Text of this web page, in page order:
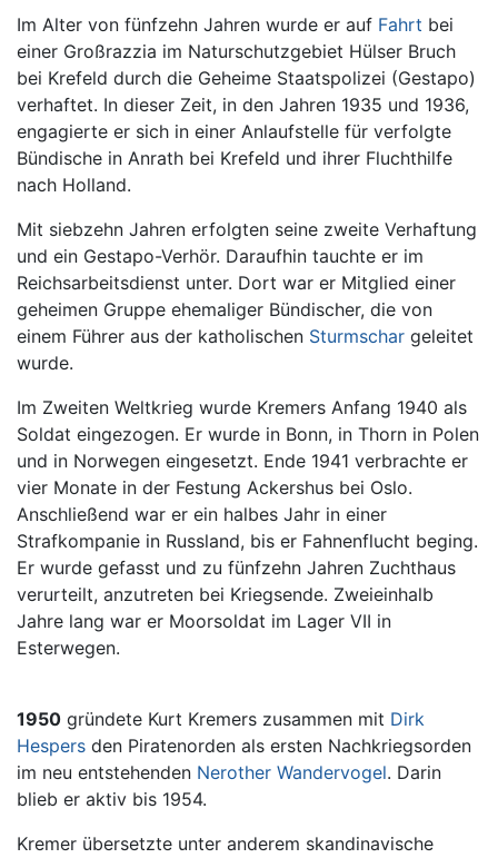
Im Alter von fünfzehn Jahren wurde er auf Fahrt bei
einer Großrazzia im Naturschutzgebiet Hülser Bruch
bei Krefeld durch die Geheime Staatspolizei (Gestapo)
verhaftet. In dieser Zeit, in den Jahren 1935 und 1936,
engagierte er sich in einer Anlaufstelle für verfolgte
Bündische in Anrath bei Krefeld und ihrer Fluchthilfe
nach Holland.
Mit siebzehn Jahren erfolgten seine zweite Verhaftung
und ein Gestapo-Verhör. Daraufhin tauchte er im
Reichsarbeitsdienst unter. Dort war er Mitglied einer
geheimen Gruppe ehemaliger Bündischer, die von
einem Führer aus der katholischen Sturmschar geleitet
wurde.
Im Zweiten Weltkrieg wurde Kremers Anfang 1940 als
Soldat eingezogen. Er wurde in Bonn, in Thorn in Polen
und in Norwegen eingesetzt. Ende 1941 verbrachte er
vier Monate in der Festung Ackershus bei Oslo.
Anschließend war er ein halbes Jahr in einer
Strafkompanie in Russland, bis er Fahnenflucht beging.
Er wurde gefasst und zu fünfzehn Jahren Zuchthaus
verurteilt, anzutreten bei Kriegsende. Zweieinhalb
Jahre lang war er Moorsoldat im Lager VII in
Esterwegen.
1950 gründete Kurt Kremers zusammen mit Dirk
Hespers den Piratenorden als ersten Nachkriegsorden
im neu entstehenden Nerother Wandervogel. Darin
blieb er aktiv bis 1954.
Kremer übersetzte unter anderem skandinavische